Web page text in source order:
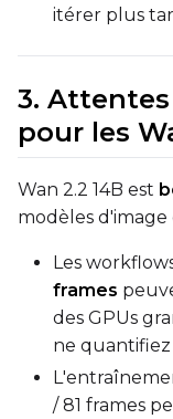
itérer plus
3.
pour les
Wan 2.2 14B est
modèles d'image
Les
frames
des GPUs
ne quantifiez
/ 81 frames